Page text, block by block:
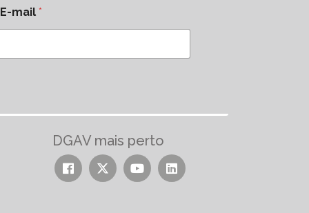
E-mail*
DGAV mais perto